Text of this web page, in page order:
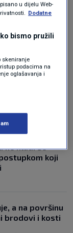
ne hladi se
koji
a na površinu
brodovi i kosti
u dijelu Web-
Dodatne
bismo pružili
skeniranje
podacima na
oglašavanja i